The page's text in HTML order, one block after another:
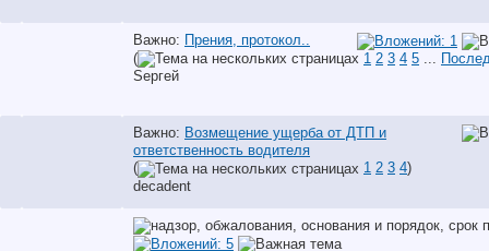
Важно: Прения, протокол..
(
1 2 3 4 5
Sергей
Важно: Возмещение ущерба от ДТП и
ответственность водителя
(
1 2 3 4)
decadent